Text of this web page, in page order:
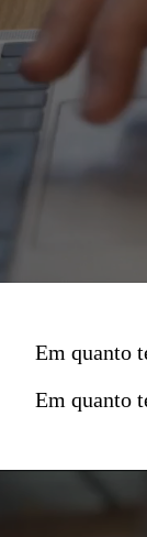
Em quanto
Em quanto